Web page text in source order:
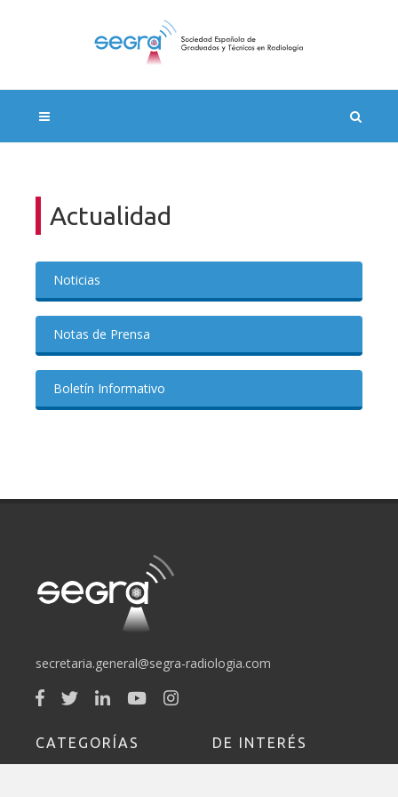
Actualidad
Noticias
Notas de Prensa
Boletín Informativo
secretaria.general@segra-radiologia.com
CATEGORÍAS DE INTERÉS